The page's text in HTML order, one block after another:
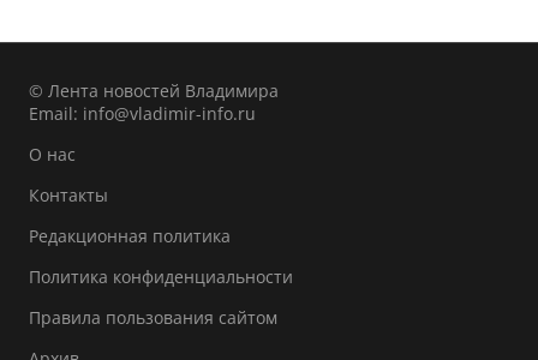
© Лента новостей Владимира
Email: info@vladimir-info.ru
О нас
Контакты
Редакционная политика
Политика конфиденциальности
Правила пользования сайтом